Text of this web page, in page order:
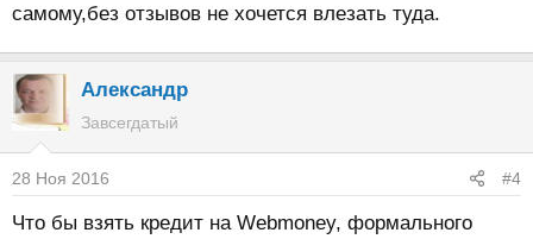
самому,без отзывов не хочется влезать туда.
Александр
Завсегдатый
28 Ноя 2016 #4
Что бы взять кредит на Webmoney, формального